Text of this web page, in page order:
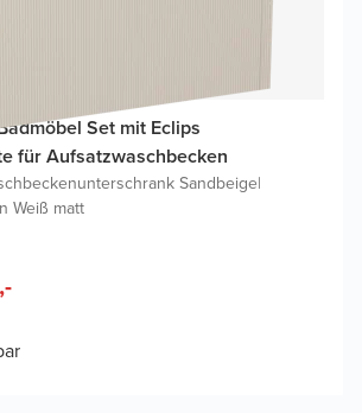
Set mit Eclips
für Aufsatzwaschbecken
Sandbeige|
Weiß matt